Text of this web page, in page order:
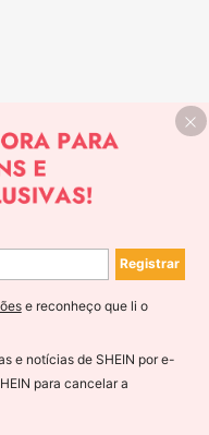
Registrar
e reconheço que li o
e notícias de SHEIN por e-
para cancelar a